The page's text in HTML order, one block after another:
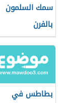
سمك السلمون
بالفرن
بطاطس في